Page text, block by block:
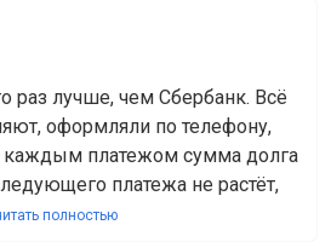
раз лучше, чем Сбербанк. Всё
оформляли по телефону,
каждым платежом сумма долга
платежа не растёт,
полностью